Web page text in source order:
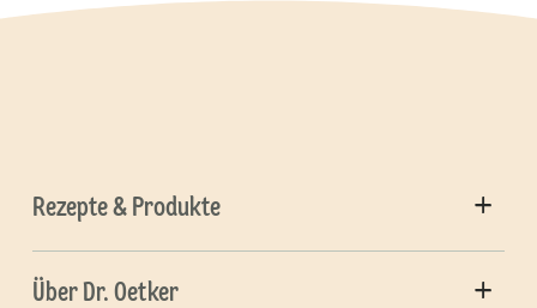
Rezepte & Produkte
Über Dr. Oetker